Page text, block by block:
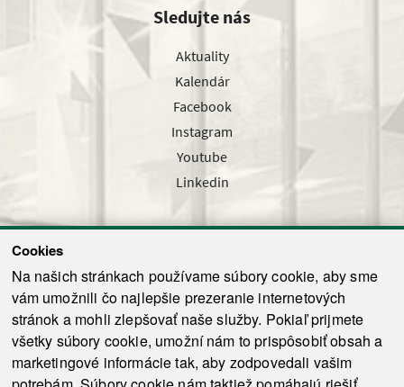
Cookies
Na našich stránkach používame súbory cookie, aby sme
vám umožnili čo najlepšie prezeranie internetových
stránok a mohli zlepšovať naše služby. Pokiaľ prijmete
všetky súbory cookie, umožní nám to prispôsobiť obsah a
marketingové informácie tak, aby zodpovedali vašim
Sledujte nás
Aktuality
Kalendár
Facebook
Instagram
Youtube
Linkedin
Odoslať